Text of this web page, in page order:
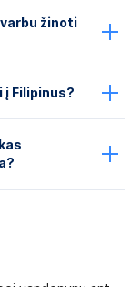
žinoti
į Filipinus?